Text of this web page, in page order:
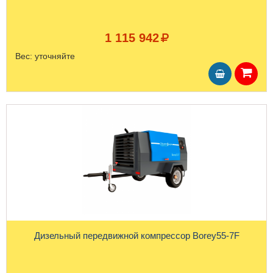
1 115 942
Вес: уточняйте
Дизельный передвижной компрессор Borey55-7F